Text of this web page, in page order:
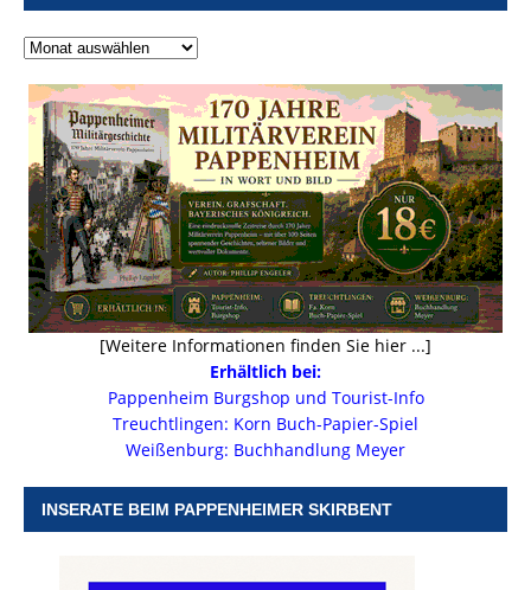
[Weitere Informationen finden Sie hier ...]
Erhältlich bei:
Pappenheim Burgshop und Tourist-Info
Treuchtlingen: Korn Buch-Papier-Spiel
Weißenburg: Buchhandlung Meyer
INSERATE BEIM PAPPENHEIMER SKIRBENT